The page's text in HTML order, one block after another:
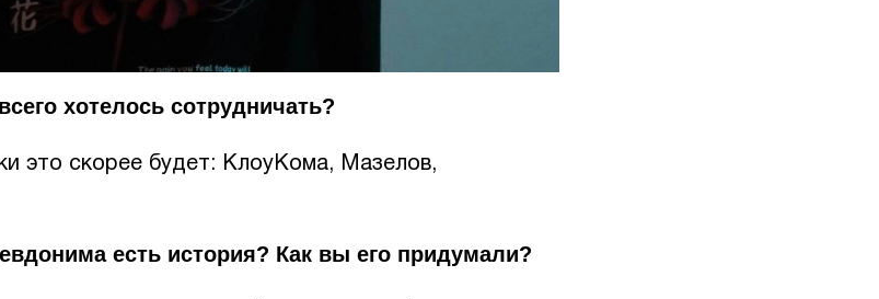
хотелось сотрудничать?
это скорее будет: КлоуКома, Мазелов,
есть история? Как вы его придумали?